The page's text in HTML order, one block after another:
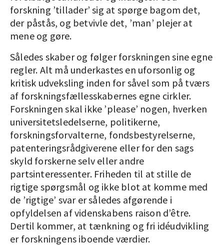
forskning ’tillader’ sig at spørge bagom det,
der påstås, og betvivle det, ’man’ plejer at
mene og gøre.
Således skaber og følger forskningen sine egne
regler. Alt må underkastes en uforsonlig og
kritisk udveksling inden for såvel som på tværs
af forskningsfællesskabernes egne cirkler.
Forskningen skal ikke ’please’ nogen, hverken
universitetsledelserne, politikerne,
forskningsforvalterne, fondsbestyrelserne,
patenteringsrådgiverene eller for den sags
skyld forskerne selv eller andre
partsinteressenter. Friheden til at stille de
rigtige spørgsmål og ikke blot at komme med
de ’rigtige’ svar er således afgørende i
opfyldelsen af videnskabens raison d’être.
Dertil kommer, at tænkning og fri idéudvikling
er forskningens iboende værdier.